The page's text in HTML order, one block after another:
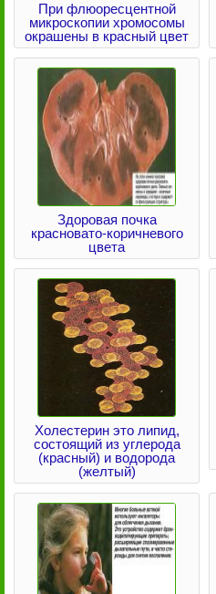
При флюоресцентной
микроскопии хромосомы
окрашены в красный цвет
Здоровая почка
красновато-коричневого
цвета
Холестерин это липид,
состоящий из углерода
(красный) и водорода
(желтый)